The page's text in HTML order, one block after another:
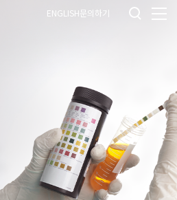
ENGLISH문의하기